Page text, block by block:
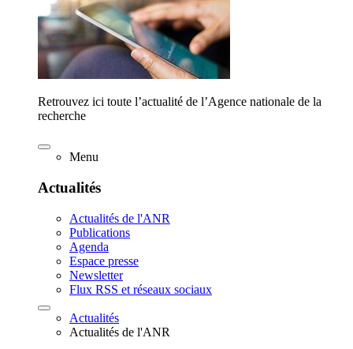
Retrouvez ici toute l’actualité de l’Agence nationale de la
recherche
Menu
Actualités
Actualités de l'ANR
Publications
Agenda
Espace presse
Newsletter
Flux RSS et réseaux sociaux
Actualités
Actualités de l'ANR